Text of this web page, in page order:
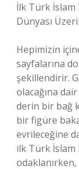
İlk Türk İslam
Dünyası
Hepimizin
sayfalarına
şekillendirir.
olacağına
derin bir bağ
bir figüre
evrileceğine
ilk Türk